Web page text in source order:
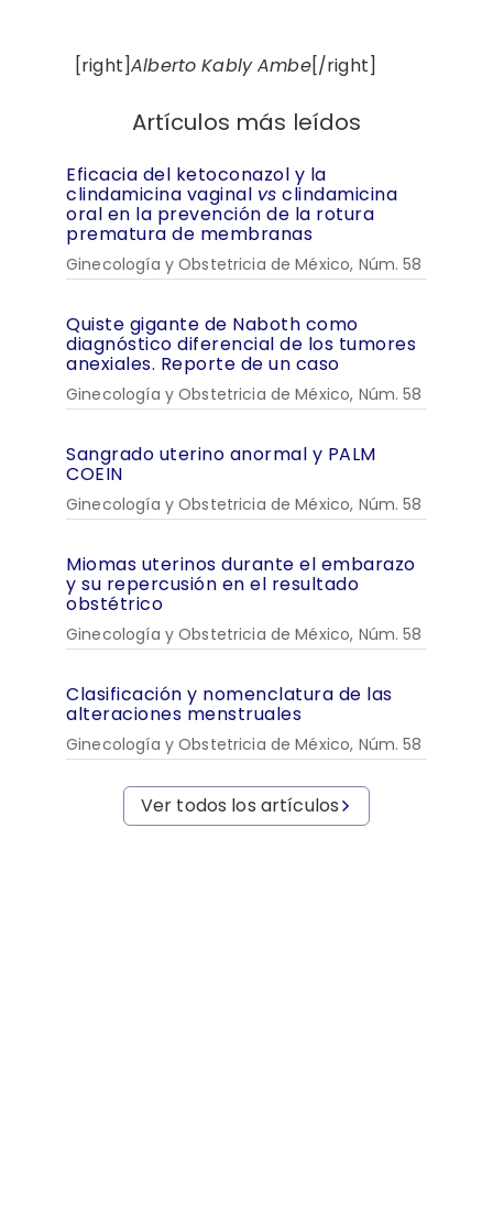
[right]Alberto Kably Ambe[/right]
Artículos más leídos
Eficacia del ketoconazol y la
clindamicina vaginal vs clindamicina
oral en la prevención de la rotura
prematura de membranas
Ginecología y Obstetricia de México, Núm. 58
Quiste gigante de Naboth como
diagnóstico diferencial de los tumores
anexiales. Reporte de un caso
Ginecología y Obstetricia de México, Núm. 58
Sangrado uterino anormal y PALM
COEIN
Ginecología y Obstetricia de México, Núm. 58
Miomas uterinos durante el embarazo
y su repercusión en el resultado
obstétrico
Ginecología y Obstetricia de México, Núm. 58
Clasificación y nomenclatura de las
alteraciones menstruales
Ginecología y Obstetricia de México, Núm. 58
Ver todos los artículos